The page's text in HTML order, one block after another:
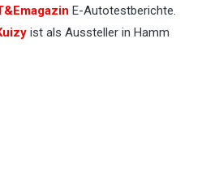
E-Autotestberichte.
ist als Aussteller in Hamm